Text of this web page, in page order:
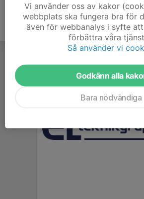
Vi använder oss av kakor
webbplats ska fungera bra för
även för webbanalys i syfte
förbättra våra
Så använder vi
Godkänn alla
Bara nödvändiga